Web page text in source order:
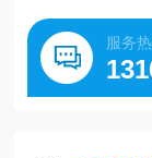
服务